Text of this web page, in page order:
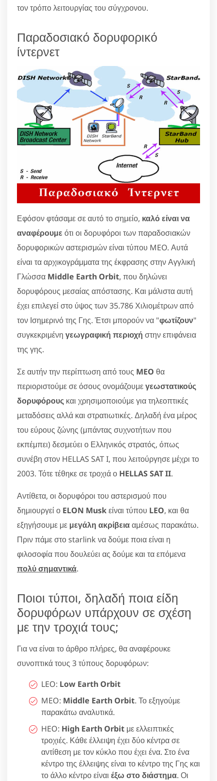
τον τρόπο λειτουργίας του σύγχρονου.
Παραδοσιακό δορυφορικό
ίντερνετ
Εφόσον φτάσαμε σε αυτό το σημείο, καλό είναι να
αναφέρουμε ότι οι δορυφόροι των παραδοσιακών
δορυφορικών αστερισμών είναι τύπου MEO. Αυτά
είναι τα αρχικογράμματα της έκφρασης στην Αγγλική
Γλώσσα Middle Earth Orbit, που δηλώνει
δορυφόρους μεσαίας απόστασης. Και μάλιστα αυτή
έχει επιλεγεί στο ύψος των 35.786 Χιλιομέτρων από
τον Ισημερινό της Γης. Έτσι μπορούν να "φωτίζουν"
συγκεκριμένη γεωγραφική περιοχή στην επιφάνεια
της γης.
Σε αυτήν την περίπτωση από τους MEO θα
περιοριστούμε σε όσους ονομάζουμεγεωστατικούς
δορυφόρους και χρησιμοποιούμε για τηλεοπτικές
μεταδόσεις αλλά και στρατιωτικές. Δηλαδή ένα μέρος
του εύρους ζώνης (μπάντας συχνοτήτων που
εκπέμπει) δεσμεύει ο Ελληνικός στρατός, όπως
συνέβη στον HELLAS SAT I, που λειτούργησε μέχρι το
2003. Τότε τέθηκε σε τροχιά ο HELLAS SAT II.
Αντίθετα, οι δορυφόροι του αστερισμού που
δημιουργεί ο ELON Muskείναι τύπου LEO, και θα
εξηγήσουμε με μεγάλη ακρίβειααμέσως παρακάτω.
Πριν πάμε στο starlink να δούμε ποια είναι η
φιλοσοφία που δουλεύει ας δούμε και τα επόμενα
πολύ σημαντικά.
Ποιοι τύποι, δηλαδή ποια είδη
δορυφόρων υπάρχουν σε σχέση
με την τροχιά τους;
Για να είναι το άρθρο πλήρες, θα αναφέρουκε
συνοπτικά τους 3 τύπους δορυφόρων:
LEO: Low Earth Orbit
MEO: Middle Earth Orbit. Το εξηγούμε
παρακάτω αναλυτικά.
HEO: High Earth Orbit με ελλειπτικές
τροχιές. Κάθε έλλειψη έχει δύο κέντρα σε
αντίθεση με τον κύκλο που έχει ένα. Στο ένα
κέντρο της έλλειψης είναι το κέντρο της Γης και
το άλλο κέντρο είναι έξω στο διάστημα. Οι